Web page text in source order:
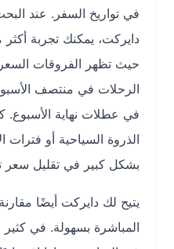
في تواريخ السفر. عند البحث
دايركت، يمكنك تجربة أكثر من
حيث تظهر الفروقات السعرية
الرحلات في منتصف الأسبوع
في عطلات نهاية الأسبوع. كما
الذروة السياحية أو فترات
بشكل كبير في تقليل سعر تذكرة
يتيح لك دايركت أيضًا مقارنة
المباشرة بسهولة. في كثير من